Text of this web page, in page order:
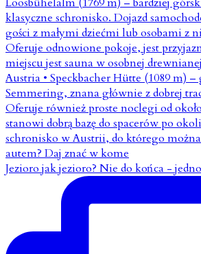
Jezioro jak jezioro? Nie do końca -